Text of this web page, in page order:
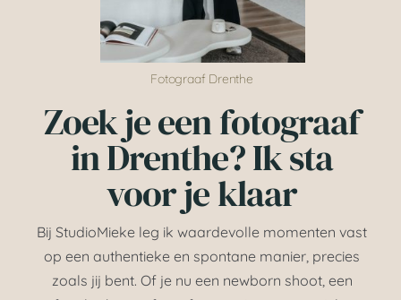
NIEUWS
Fotograaf Drenthe
Zoek je een fotograaf
in Drenthe? Ik sta
voor je klaar
Bij StudioMieke leg ik waardevolle momenten vast
op een authentieke en spontane manier, precies
zoals jij bent. Of je nu een newborn shoot, een